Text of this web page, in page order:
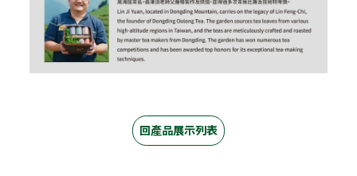
回產品展示列表